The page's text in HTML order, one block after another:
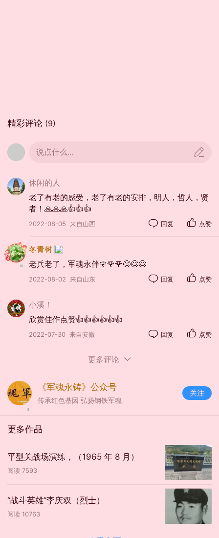
也是那么快乐，
那么心酣意畅！
（三）
当我老了，
粗茶淡饭，粗衣布衫，
我才明白：
精彩评论 (9)
说点什么...
休闲的人
老了有老的感受，老了有老的安排，明人，哲人，贤
者！🙏🙏🙏👍👍👍
2022-08-05 来自山西 回复 点赞
冬青树
老兵老了，军魂永伴🌹🌹🌹😊😊😊
2022-08-02 来自山东 回复 点赞
小溪！
欣赏佳作点赞👍👍👍👍👍👍
2022-07-30 来自安徽 回复 点赞
更多评论
《军魂永铸》公众号
传承红色基因 弘扬钢铁军魂
关注
更多作品
平型关战场演练，（1965 年 8 月）
阅读 7593
“战斗英雄”李庆双（烈士）
阅读 10763